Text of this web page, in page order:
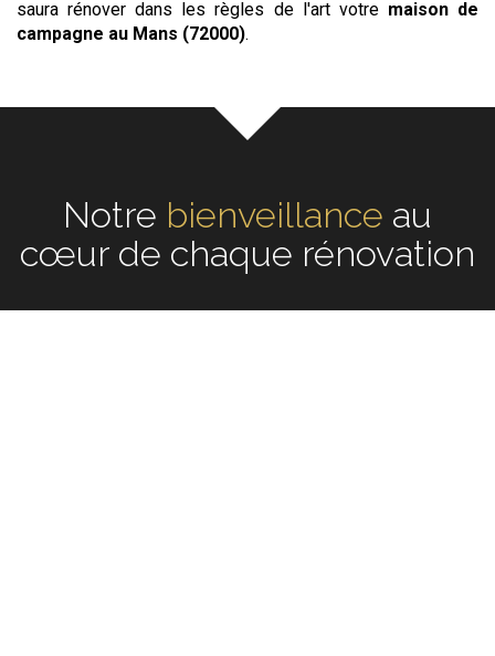
saura rénover dans les règles de l'art votre maison de
campagne au Mans (72000).
Notreécouteau cœur de
chaque rénovation